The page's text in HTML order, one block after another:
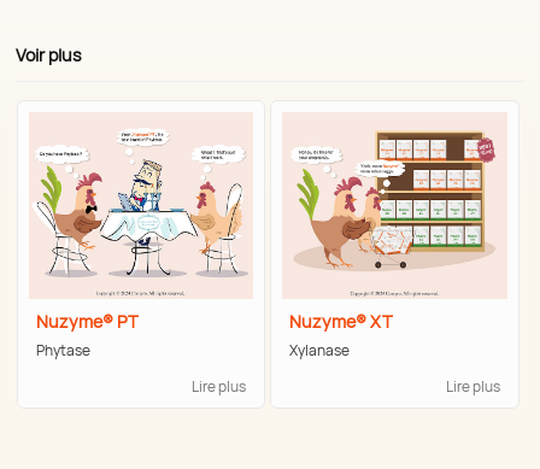
Voir plus
Nuzyme® PT
Phytase
Lire plus
Nuzyme® XT
Xylanase
Lire plus